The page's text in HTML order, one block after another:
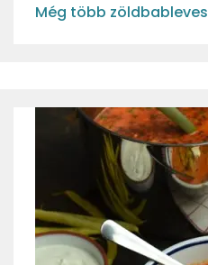
Még több zöldbableves